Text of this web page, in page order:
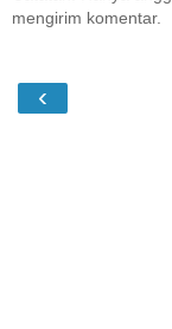
mengirim komentar.
‹